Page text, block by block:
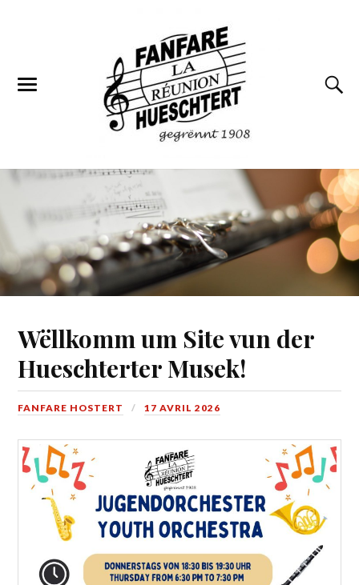
Wëllkomm um Site vun der
Hueschterter Musek!
FANFARE HOSTERT 17 AVRIL 2026